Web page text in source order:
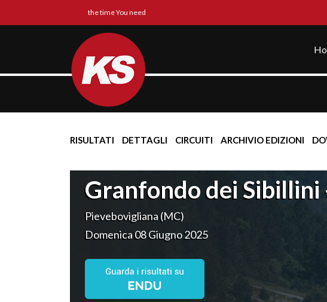
the time You need
RISULTATI DETTAGLI CIRCUITI ARCHIVIO EDIZIONI
Granfondo dei
Pievebovigliana (MC)
Domenica 08 Giugno 2025